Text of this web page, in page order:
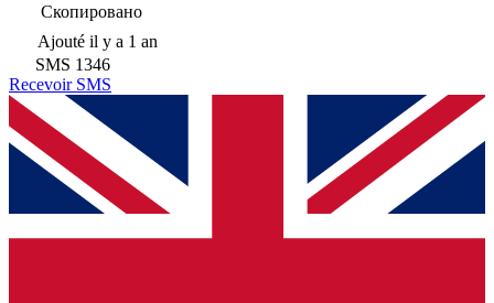
Скопировано
Ajouté il y a 1 an
SMS 1346
Recevoir SMS